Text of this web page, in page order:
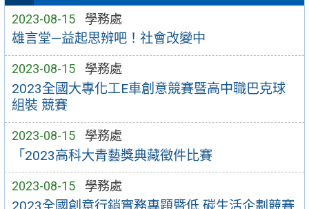
2023-08-15 學務處
雄言堂—益起思辨吧！社會改變中
2023-08-15 學務處
2023全國大專化工E車創意競賽暨高中職巴克球
組裝 競賽
2023-08-15 學務處
「2023高科大青藝獎典藏徵件比賽
2023-08-15 學務處
2023全國創意行銷實務專題暨低 碳生活企劃競賽